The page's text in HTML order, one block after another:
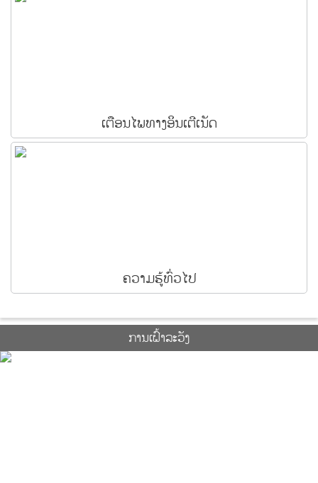
ເຕືອນໄພທາງອິນເຕີເນັດ
ຄວາມຮູ້ທົ່ວໄປ
ການເຝົ້າລະວັງ